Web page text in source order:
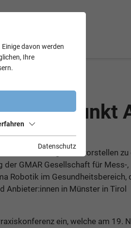
ihrer Mitglieder vorstellen zu
GMAR Gesellschaft für Mess-,
Robotik im Gesundheitsbereich,
Anbieter:innen in Münster in Tirol
ein, welche am 19.
davon werden
Ihre
Datenschutz